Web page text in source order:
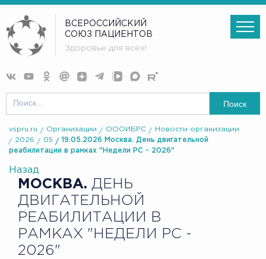
ВСЕРОССИЙСКИЙ
СОЮЗ ПАЦИЕНТОВ
Здоровье для всех!
Поиск
vspru.ru Организации ОООИБРС
Новости организации
2026
05
19.05.2026 Москва. День двигательной
реабилитации в рамках "Недели РС - 2026"
Назад
МОСКВА. ДЕНЬ
ДВИГАТЕЛЬНОЙ
РЕАБИЛИТАЦИИ В
РАМКАХ "НЕДЕЛИ РС -
2026"